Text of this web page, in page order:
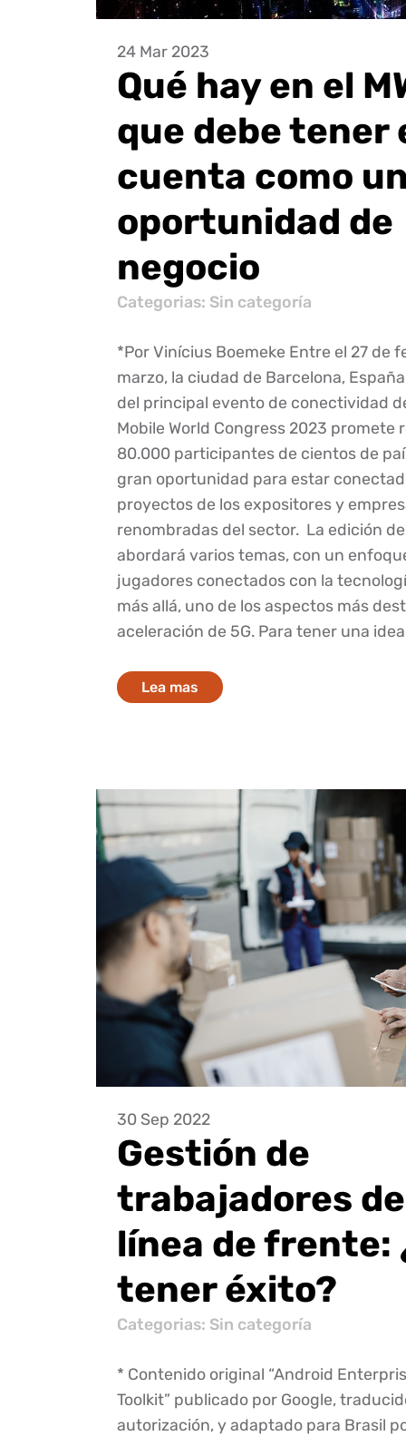
24 Mar 2023
Qué hay en el
que debe tener
cuenta como
oportunidad de
negocio
Categorias: Sin categoría
*Por Vinícius Boemeke Entre el 27 de
marzo, la ciudad de Barcelona,
del principal evento de conectividad
Mobile World Congress 2023 promete
80.000 participantes de cientos de
gran oportunidad para estar
proyectos de los expositores y
renombradas del sector. La edición
abordará varios temas, con un
jugadores conectados con la
más allá, uno de los aspectos más
aceleración de 5G. Para tener una
Lea mas
30 Sep 2022
Gestión de
trabajadores
línea de frente:
tener éxito?
Categorias: Sin categoría
* Contenido original “Android
Toolkit” publicado por Google,
autorización, y adaptado para Brasil